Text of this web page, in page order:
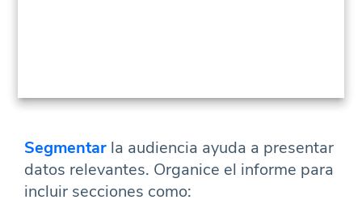
Segmentar la audiencia ayuda a presentar
datos relevantes. Organice el informe para
incluir secciones como: